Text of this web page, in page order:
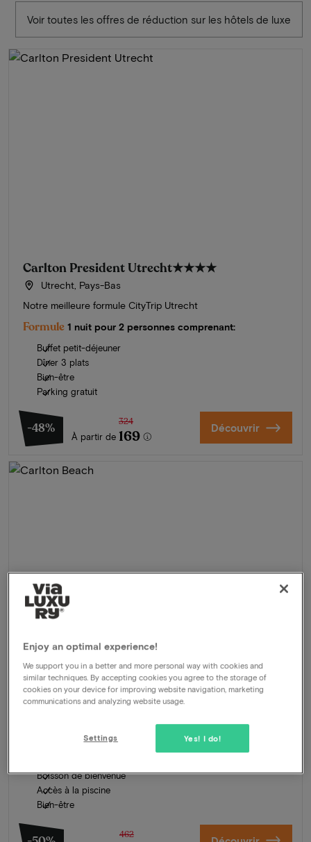
Voir toutes les offres de réduction sur les hôtels de luxe
Carlton President Utrecht★★★★
Utrecht, Pays-Bas
Notre meilleure formule CityTrip Utrecht
Formule 1 nuit pour 2 personnes comprenant:
Buffet petit-déjeuner
Dîner 3 plats
Bien-être
Parking gratuit
-48%
À partir de
324
169 Découvrir
Carlton Beach★★★★
Scheveningen, Pays-Bas
2 nuits pour 2 personnes comprenant:
Boisson de bienvenue
Accès à la piscine
Bien-être
462
Enjoy an optimal experience!
We support you in a better and more personal way with cookies and
similar techniques. By accepting cookies you agree to the storage of
cookies on your device for improving website navigation, marketing
communications and analyzing website usage.
Yes! I do!
Settings